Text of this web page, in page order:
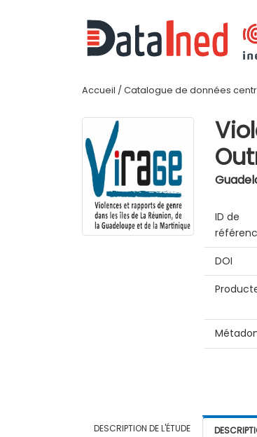
Accueil / Catalogue de données
ID de
DOI
DESCRIPTION DE L'ÉTUDE